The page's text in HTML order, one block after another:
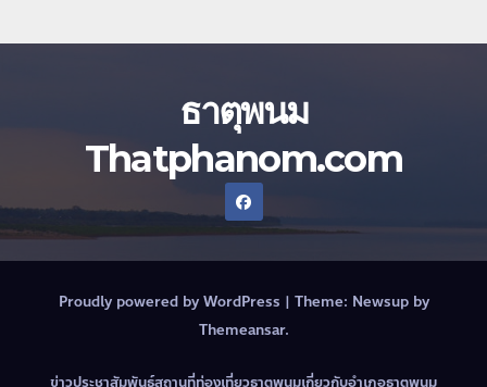
ธาตุพนม
Thatphanom.com
Proudly powered by WordPress | Theme: Newsupby
Themeansar.
ข่าวประชาสัมพันธ์สถานที่ท่องเที่ยวธาตุพนมเกี่ยวกับอำเภอธาตุพนม